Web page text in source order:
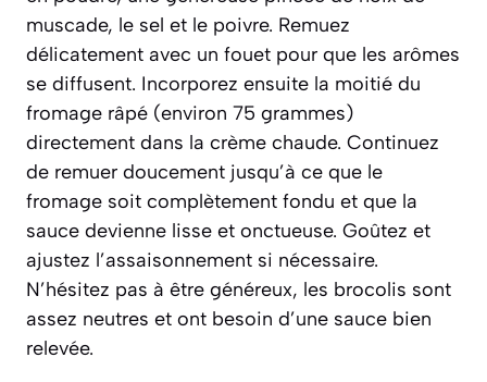
muscade, le sel et le poivre. Remuez
délicatement avec un fouet pour que les arômes
se diffusent. Incorporez ensuite la moitié du
fromage râpé (environ 75 grammes)
directement dans la crème chaude. Continuez
de remuer doucement jusqu’à ce que le
fromage soit complètement fondu et que la
sauce devienne lisse et onctueuse. Goûtez et
ajustez l’assaisonnement si nécessaire.
N’hésitez pas à être généreux, les brocolis sont
assez neutres et ont besoin d’une sauce bien
relevée.